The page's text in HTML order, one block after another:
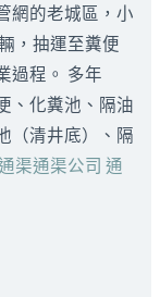
網的老城區，小
，抽運至糞便
過程。 多年
、化糞池、隔油
（清井底）、隔
渠通渠公司 通